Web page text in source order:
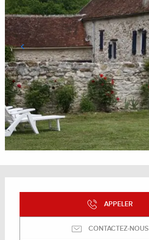
APPELER
CONTACTEZ-NOUS